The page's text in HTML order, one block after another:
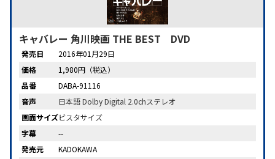
キャバレー 角川映画 THE BEST DVD
発売日
2016年01月29日
価格
1,980円（税込）
品番
DABA-91116
音声
日本語 Dolby Digital 2.0chステレオ
画面サイズビスタサイズ
字幕
--
発売元
KADOKAWA